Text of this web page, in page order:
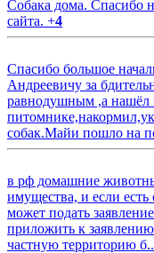
Собака дома. Спасибо
сайта. +4
Спасибо большое
Андреевичу за
равнодушным ,а нашёл
собак.Майи пошло на
в рф домашние
имущества, и если
может подать
приложить к
частную территорию